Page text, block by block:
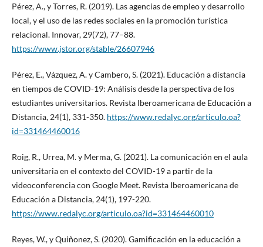
Pérez, A., y Torres, R. (2019). Las agencias de empleo y desarrollo
local, y el uso de las redes sociales en la promoción turística
relacional. Innovar, 29(72), 77–88.
https://www.jstor.org/stable/26607946
Pérez, E., Vázquez, A. y Cambero, S. (2021). Educación a distancia
en tiempos de COVID-19: Análisis desde la perspectiva de los
estudiantes universitarios. Revista Iberoamericana de Educación a
Distancia, 24(1), 331-350. https://www.redalyc.org/articulo.oa?
id=331464460016
Roig, R., Urrea, M. y Merma, G. (2021). La comunicación en el aula
universitaria en el contexto del COVID-19 a partir de la
videoconferencia con Google Meet. Revista Iberoamericana de
Educación a Distancia, 24(1), 197-220.
https://www.redalyc.org/articulo.oa?id=331464460010
Reyes, W., y Quiñonez, S. (2020). Gamificación en la educación a